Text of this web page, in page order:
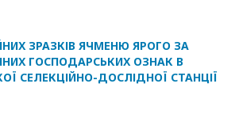
ЗРАЗКІВ ЯЧМЕНЮ ЯРОГО ЗА
ГОСПОДАРСЬКИХ ОЗНАК В
СЕЛЕКЦІЙНО-ДОСЛІДНОЇ СТАНЦІЇ